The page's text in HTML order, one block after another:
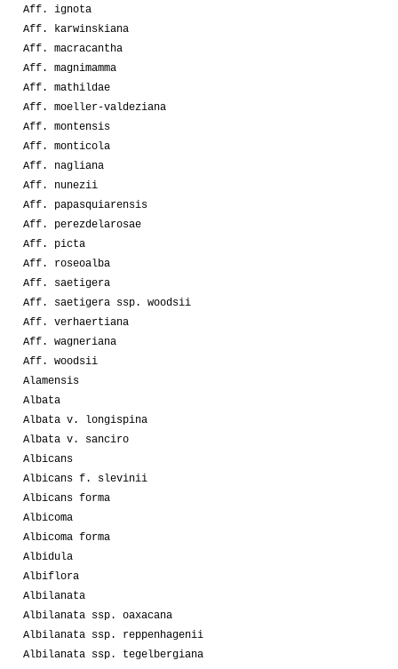
Aff. ignota
Aff. karwinskiana
Aff. macracantha
Aff. magnimamma
Aff. mathildae
Aff. moeller-valdeziana
Aff. montensis
Aff. monticola
Aff. nagliana
Aff. nunezii
Aff. papasquiarensis
Aff. perezdelarosae
Aff. picta
Aff. roseoalba
Aff. saetigera
Aff. saetigera ssp. woodsii
Aff. verhaertiana
Aff. wagneriana
Aff. woodsii
Alamensis
Albata
Albata v. longispina
Albata v. sanciro
Albicans
Albicans f. slevinii
Albicans forma
Albicoma
Albicoma forma
Albidula
Albiflora
Albilanata
Albilanata ssp. oaxacana
Albilanata ssp. reppenhagenii
Albilanata ssp. tegelbergiana